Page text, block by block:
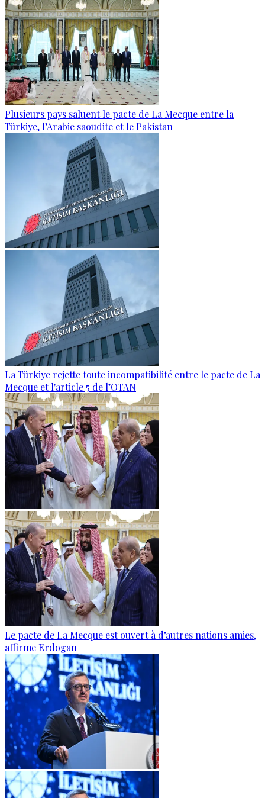
Plusieurs pays saluent le pacte de La Mecque entre la
Türkiye, l’Arabie saoudite et le Pakistan
La Türkiye rejette toute incompatibilité entre le pacte de La
Mecque et l'article 5 de l’OTAN
Le pacte de La Mecque est ouvert à d’autres nations amies,
affirme Erdogan